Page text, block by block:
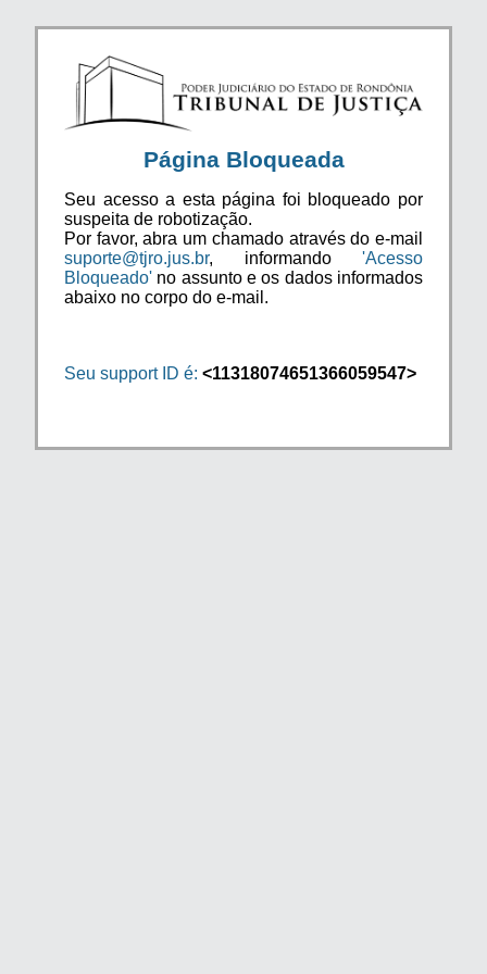
Página Bloqueada
Seu acesso a esta página foi bloqueado por
suspeita de robotização.
Por favor, abra um chamado através do e-mail
suporte@tjro.jus.br, informando 'Acesso
Bloqueado' no assunto e os dados informados
abaixo no corpo do e-mail.
Seu support ID é: <11318074651366059547>